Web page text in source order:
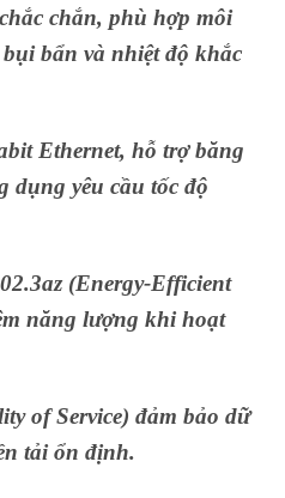
chắn, phù hợp môi
bẩn và nhiệt độ khắc
Ethernet, hỗ trợ băng
dụng yêu cầu tốc độ
(Energy-Efficient
năng lượng khi hoạt
of Service) đảm bảo dữ
tải ổn định.